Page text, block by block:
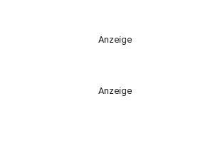
Anzeige
Anzeige